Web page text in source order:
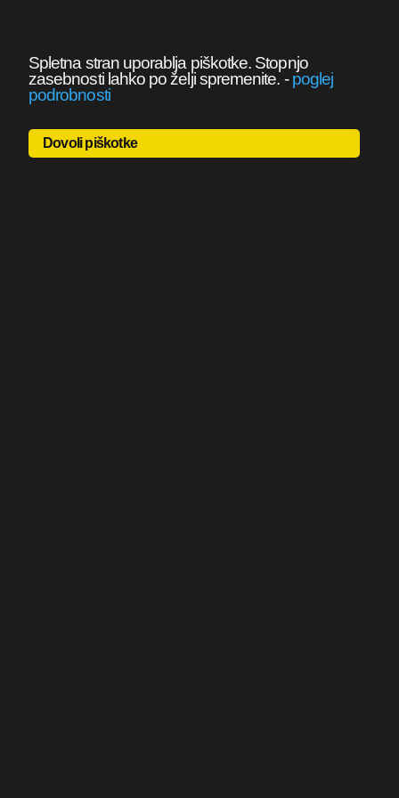
Spletna stran uporablja piškotke. Stopnjo
zasebnosti lahko po želji spremenite. -poglej
podrobnosti
Dovoli piškotke